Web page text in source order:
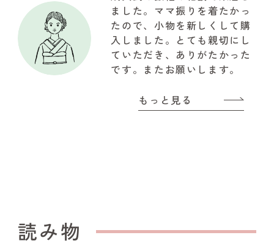
した。関わって下さいました
『やまと』のスタッフの皆様
に感謝でいっぱいです!!!有難
うございました
ました。ママ振りを着たかっ
たので、小物を新しくして購
入しました。とても親切にし
ていただき、ありがたかった
です。またお願いします。
もっと見る
読み物